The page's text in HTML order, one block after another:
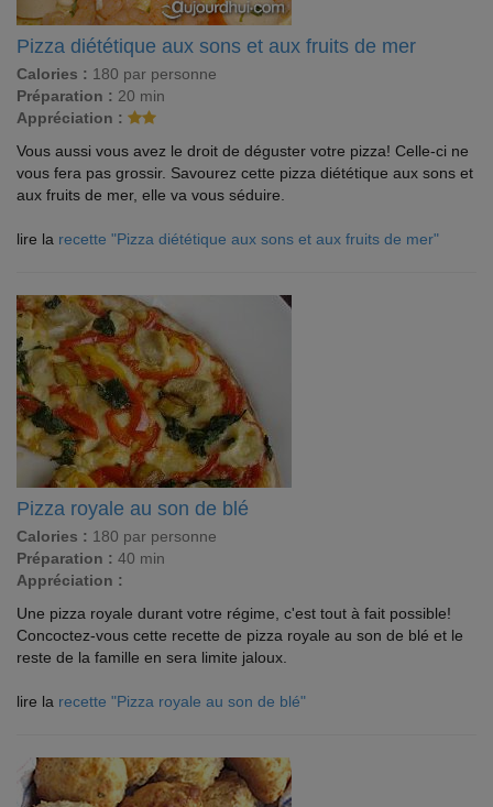
Pizza diététique aux sons et aux fruits de mer
Calories : 180 par personne
Préparation : 20 min
Appréciation :
Vous aussi vous avez le droit de déguster votre pizza! Celle-ci ne
vous fera pas grossir. Savourez cette pizza diététique aux sons et
aux fruits de mer, elle va vous séduire.
lire la recette "Pizza diététique aux sons et aux fruits de mer"
Pizza royale au son de blé
Calories : 180 par personne
Préparation : 40 min
Appréciation :
Une pizza royale durant votre régime, c'est tout à fait possible!
Concoctez-vous cette recette de pizza royale au son de blé et le
reste de la famille en sera limite jaloux.
lire la recette "Pizza royale au son de blé"